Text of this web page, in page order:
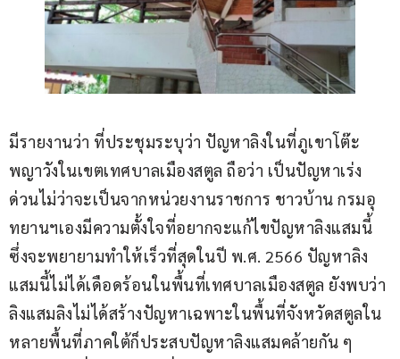
มีรายงานว่า ที่ประชุมระบุว่า ปัญหาลิงในที่ภูเขาโต๊ะ
พญาวังในเขตเทศบาลเมืองสตูล ถือว่า เป็นปัญหาเร่ง
ด่วนไม่ว่าจะเป็นจากหน่วยงานราชการ ชาวบ้าน กรมอุ
ทยานฯเองมีความตั้งใจที่อยากจะแก้ไขปัญหาลิงแสมนี้
ซึ่งจะพยายามทำให้เร็วที่สุดในปี พ.ศ. 2566 ปัญหาลิง
แสมนี้ไม่ได้เดือดร้อนในพื้นที่เทศบาลเมืองสตูล ยังพบว่า
ลิงแสมลิงไม่ได้สร้างปัญหาเฉพาะในพื้นที่จังหวัดสตูลใน
หลายพื้นที่ภาคใต้ก็ประสบปัญหาลิงแสมคล้ายกัน ๆ